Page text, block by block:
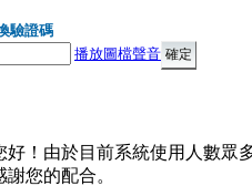
驗證碼
播放圖檔聲音
好！由於目前系統使用人數眾
您的配合。